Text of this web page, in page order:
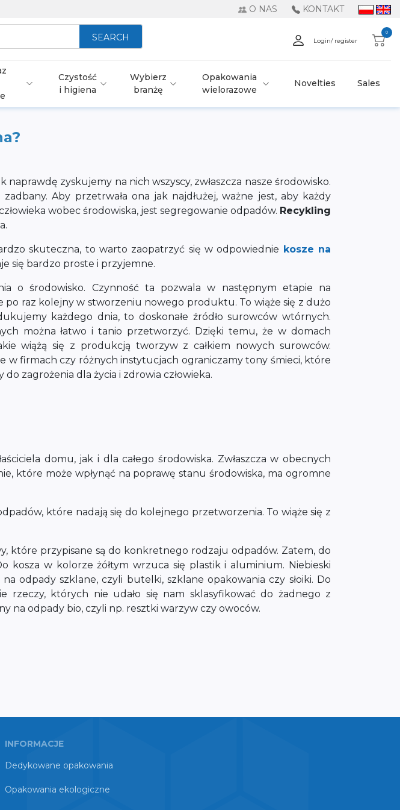
O NAS KONTAKT
SEARCH Login/ register
0
Czystość
i higiena
Wybierz
branżę
Opakowania
wielorazowe
Novelties Sales
naprawdę zyskujemy na nich wszyscy, zwłaszcza nasze środowisko.
Aby przetrwała ona jak najdłużej, ważne jest, aby każdy
wobec środowiska, jest segregowanie odpadów. Recykling
skuteczna, to warto zaopatrzyć się w odpowiednie kosze na
się bardzo proste i przyjemne.
o środowisko. Czynność ta pozwala w następnym etapie na
raz kolejny w stworzeniu nowego produktu. To wiąże się z dużo
każdego dnia, to doskonałe źródło surowców wtórnych.
można łatwo i tanio przetworzyć. Dzięki temu, że w domach
wiążą się z produkcją tworzyw z całkiem nowych surowców.
firmach czy różnych instytucjach ograniczamy tony śmieci, które
zagrożenia dla życia i zdrowia człowieka.
domu, jak i dla całego środowiska. Zwłaszcza w obecnych
które może wpłynąć na poprawę stanu środowiska, ma ogromne
które nadają się do kolejnego przetworzenia. To wiąże się z
które przypisane są do konkretnego rodzaju odpadów. Zatem, do
w kolorze żółtym wrzuca się plastik i aluminium. Niebieski
odpady szklane, czyli butelki, szklane opakowania czy słoiki. Do
rzeczy, których nie udało się nam sklasyfikować do żadnego z
na odpady bio, czyli np. resztki warzyw czy owoców.
INFORMACJE
Dedykowane opakowania
Opakowania ekologiczne